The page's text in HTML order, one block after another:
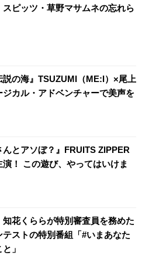
ピッツ・草野マサムネの忘れら
説の海』TSUZUMI（ME:I）×尾上
ジカル・アドベンチャーで美声を
んとアソぼ？』FRUITS ZIPPER
！ この遊び、やってはいけま
知花くららが特別審査員を務めた
テストの特別番組「#いまあなた
」